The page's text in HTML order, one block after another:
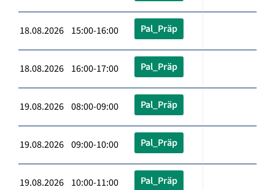
18.08.2026 15:00-16:00 Pal_Präp
18.08.2026 16:00-17:00 Pal_Präp
19.08.2026 08:00-09:00 Pal_Präp
19.08.2026 09:00-10:00 Pal_Präp
19.08.2026 10:00-11:00 Pal_Präp